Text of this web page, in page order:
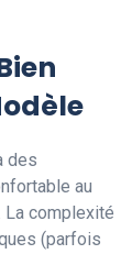
des
au
La complexité
(parfois